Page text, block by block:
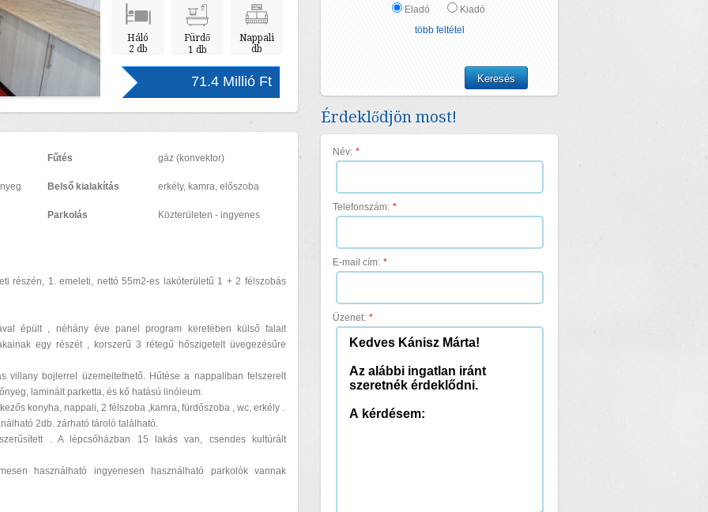
Háló
2 db
Fürdő
1 db
Nappali
db
71.4 Millió Ft
Fűtés gáz (konvektor)
Belső kialakítás erkély, kamra, előszoba
Parkolás Közterületen - ingyenes
részén, 1. emeleti, nettó 55m2-es lakóterületű 1 + 2 félszobás
épült , néhány éve panel program keretében külső falait
egy részét , korszerű 3 rétegű hőszigetelt üvegezésűre
villany bojlerrel üzemeltethető. Hűtése a nappaliban felszerelt
laminált parketta, és kő hatású linóleum.
konyha, nappali, 2 félszoba ,kamra, fürdőszoba , wc, erkély .
2db. zárható tároló található.
. A lépcsőházban 15 lakás van, csendes kultúrált
használható ingyenesen használható parkolók vannak
Eladó
Kiadó
több feltétel
Érdeklődjön most!
Név: *
Telefonszám: *
E-mail cím: *
Üzenet: *